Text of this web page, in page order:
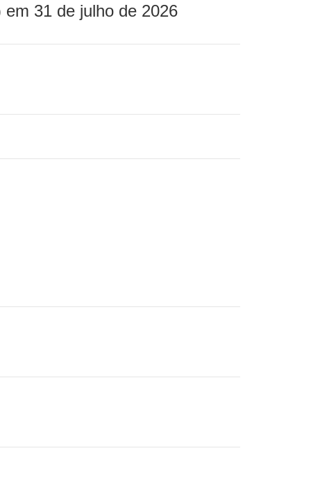
31 de julho de 2026